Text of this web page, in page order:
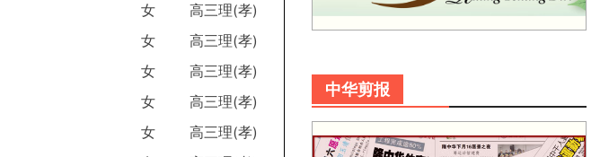
女
高三理(孝)
女
高三理(孝)
女
高三理(孝)
女
高三理(孝)
女
高三理(孝)
中华剪报